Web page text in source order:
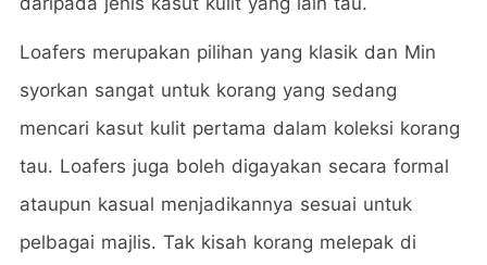
Loafers merupakan pilihan yang klasik dan Min
syorkan sangat untuk korang yang sedang
mencari kasut kulit pertama dalam koleksi korang
tau. Loafers juga boleh digayakan secara formal
ataupun kasual menjadikannya sesuai untuk
pelbagai majlis. Tak kisah korang melepak di